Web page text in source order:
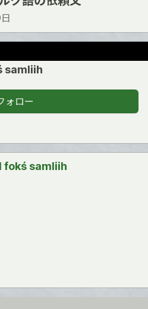
samliih
ォロー
fokś samliih